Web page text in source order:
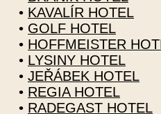
• KAVALÍR HOTEL
• GOLF HOTEL
• HOFFMEISTER
• LYSINY HOTEL
• JEŘÁBEK HOTEL
• REGIA HOTEL
• RADEGAST HOTEL